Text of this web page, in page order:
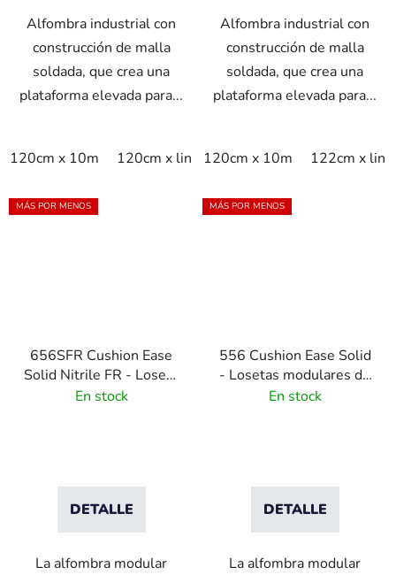
Alfombra industrial con
construcción de malla
soldada, que crea una
plataforma elevada para...
120cm x 10m 120cm x linm 60cm x 10m 60cm x
Alfombra industrial con
construcción de malla
soldada, que crea una
plataforma elevada para...
120cm x 10m 122cm x
MÁS POR MENOS
656SFR Cushion Ease
Solid Nitrile FR - Loseta
modular de caucho de
En stock
DETALLE
La alfombra modular
MÁS POR MENOS
556 Cushion Ease Solid
- Losetas modulares de
caucho para uso
En stock
DETALLE
La alfombra modular